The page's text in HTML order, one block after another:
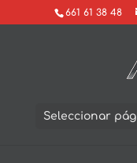
661 61 38 48
Seleccionar